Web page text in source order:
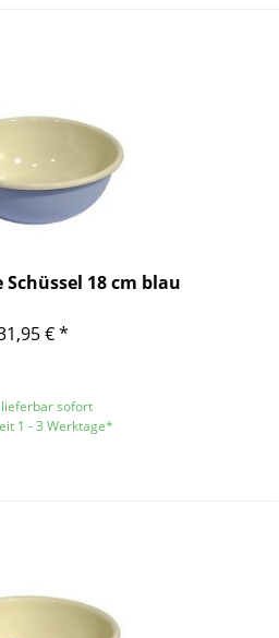
Schüssel 18 cm blau
€ *
lieferbar sofort
1 - 3 Werktage*